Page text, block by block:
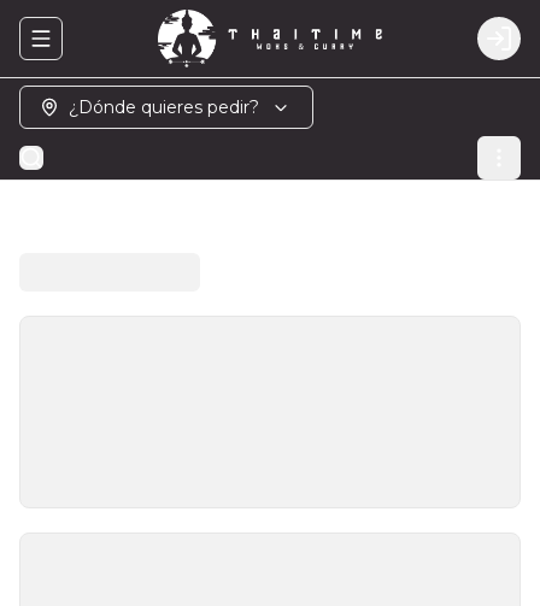
Abrir menu de navegación
¿Dónde quieres pedir?